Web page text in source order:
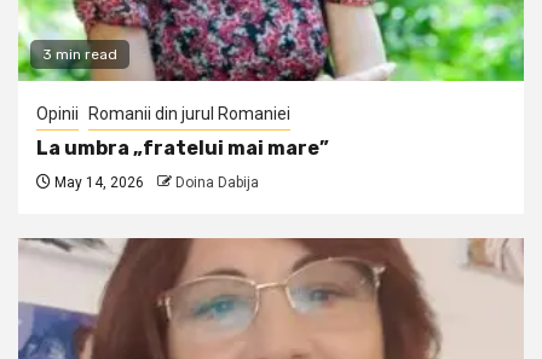
3 min read
Opinii Romanii din jurul Romaniei
La umbra „fratelui mai mare”
May 14, 2026 Doina Dabija